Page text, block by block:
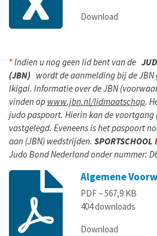
Download
*Indien u nog geen lid bent van de
(JBN) wordt de aanmelding bij de
Ikigai. Informatie over de JBN
vinden op www.jbn.nl/lidmaatschap.
judo paspoort. Hierin kan de voortgang
vastgelegd. Eveneens is het paspoort
aan (JBN) wedstrijden. SPORTSCHOOL
Judo Bond Nederland onder nummer:
Algemene
PDF – 567,9 KB
404 downloads
Download